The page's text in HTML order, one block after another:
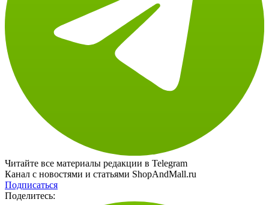
Читайте все материалы редакции в Telegram
Канал с новостями и статьями ShopAndMall.ru
Подписаться
Поделитесь: